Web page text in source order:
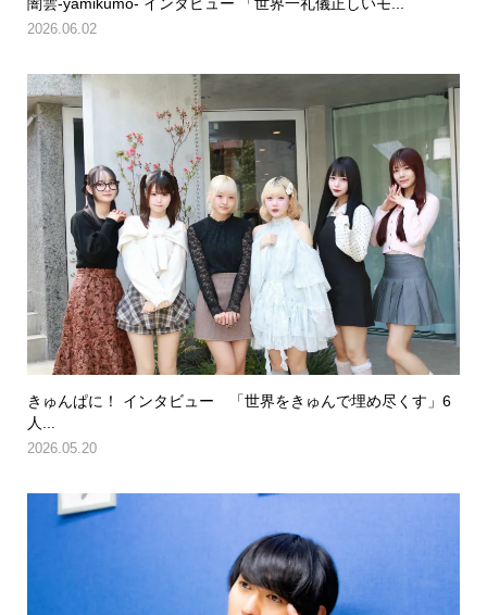
闇雲-yamikumo- インタビュー 「世界一礼儀正しいモ...
2026.06.02
きゅんぱに！ インタビュー 「世界をきゅんで埋め尽くす」6
人...
2026.05.20